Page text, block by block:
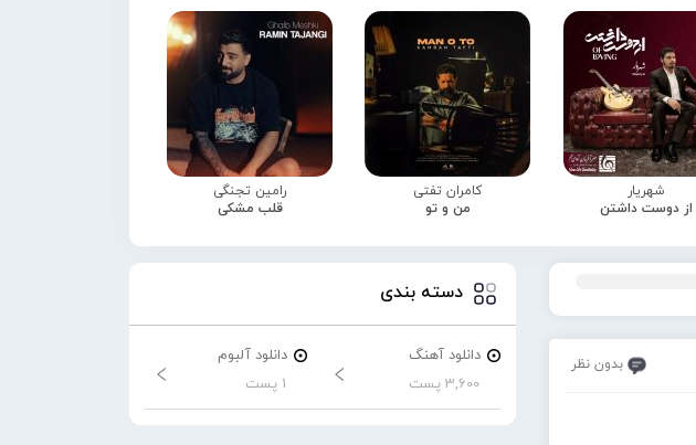
شهریار
از دوست داشتن
کامران تفتی
من و تو
رامین تجنگی
قلب مشکی
بدون نظر
دسته بندی
دانلود آهنگ
3,600 پست
دانلود آلبوم
1 پست